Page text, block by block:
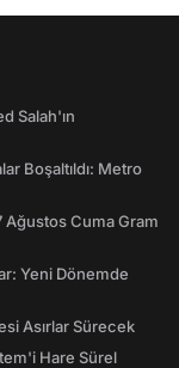
Salah'ın
Boşaltıldı: Metro
Ağustos Cuma Gram
Yeni Dönemde
Asırlar Sürecek
Hare Sürel